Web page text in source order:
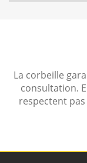
La corbeille
consultation.
respectent